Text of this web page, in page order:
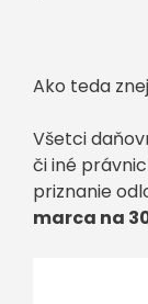
Ako teda
Všetci
či iné
priznanie
marca na